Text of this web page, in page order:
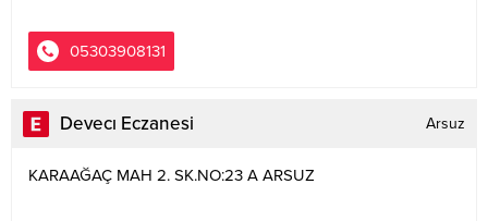
05303908131
Devecı Eczanesi Arsuz
KARAAĞAÇ MAH 2. SK.NO:23 A ARSUZ